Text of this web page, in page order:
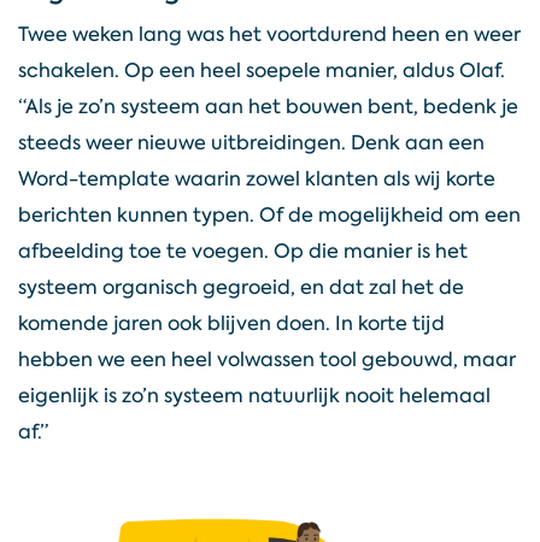
Twee weken lang was het voortdurend heen en weer
schakelen. Op een heel soepele manier, aldus Olaf.
“Als je zo’n systeem aan het bouwen bent, bedenk je
steeds weer nieuwe uitbreidingen. Denk aan een
Word-template waarin zowel klanten als wij korte
berichten kunnen typen. Of de mogelijkheid om een
afbeelding toe te voegen. Op die manier is het
systeem organisch gegroeid, en dat zal het de
komende jaren ook blijven doen. In korte tijd
hebben we een heel volwassen tool gebouwd, maar
eigenlijk is zo’n systeem natuurlijk nooit helemaal
af.”